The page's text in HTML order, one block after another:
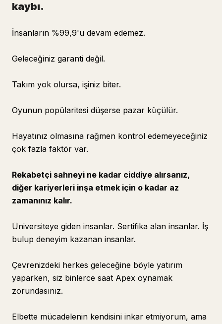
kaybı.
İnsanların %99,9'u devam edemez.
Geleceğiniz garanti değil.
Takım yok olursa, işiniz biter.
Oyunun popülaritesi düşerse pazar küçülür.
Hayatınız olmasına rağmen kontrol edemeyeceğiniz
çok fazla faktör var.
Rekabetçi sahneyi ne kadar ciddiye alırsanız,
diğer kariyerleri inşa etmek için o kadar az
zamanınız kalır.
Üniversiteye giden insanlar. Sertifika alan insanlar. İş
bulup deneyim kazanan insanlar.
Çevrenizdeki herkes geleceğine böyle yatırım
yaparken, siz binlerce saat Apex oynamak
zorundasınız.
Elbette mücadelenin kendisini inkar etmiyorum, ama